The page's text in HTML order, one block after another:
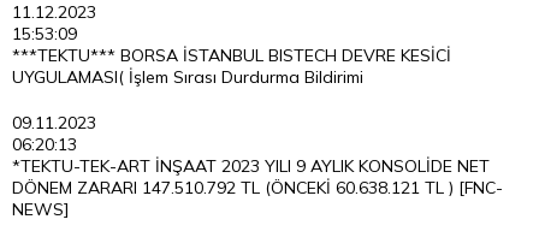
11.12.2023
15:53:09
***TEKTU*** BORSA İSTANBUL BISTECH DEVRE KESİCİ
UYGULAMASI( İşlem Sırası Durdurma Bildirimi
09.11.2023
06:20:13
*TEKTU-TEK-ART İNŞAAT 2023 YILI 9 AYLIK KONSOLİDE NET
DÖNEM ZARARI 147.510.792 TL (ÖNCEKİ 60.638.121 TL ) [FNC-
NEWS]